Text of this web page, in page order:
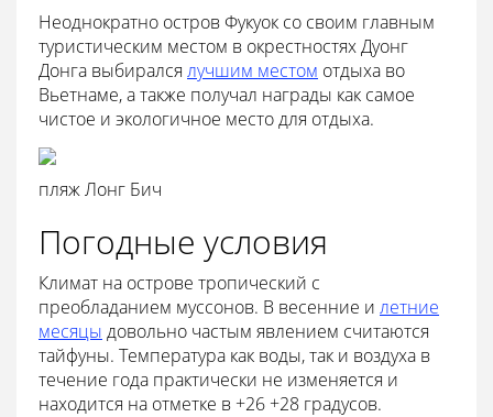
Неоднократно остров Фукуок со своим главным
туристическим местом в окрестностях Дуонг
Донга выбирался лучшим местом отдыха во
Вьетнаме, а также получал награды как самое
чистое и экологичное место для отдыха.
пляж Лонг Бич
Погодные условия
Климат на острове тропический с
преобладанием муссонов. В весенние и летние
месяцы довольно частым явлением считаются
тайфуны. Температура как воды, так и воздуха в
течение года практически не изменяется и
находится на отметке в +26 +28 градусов.